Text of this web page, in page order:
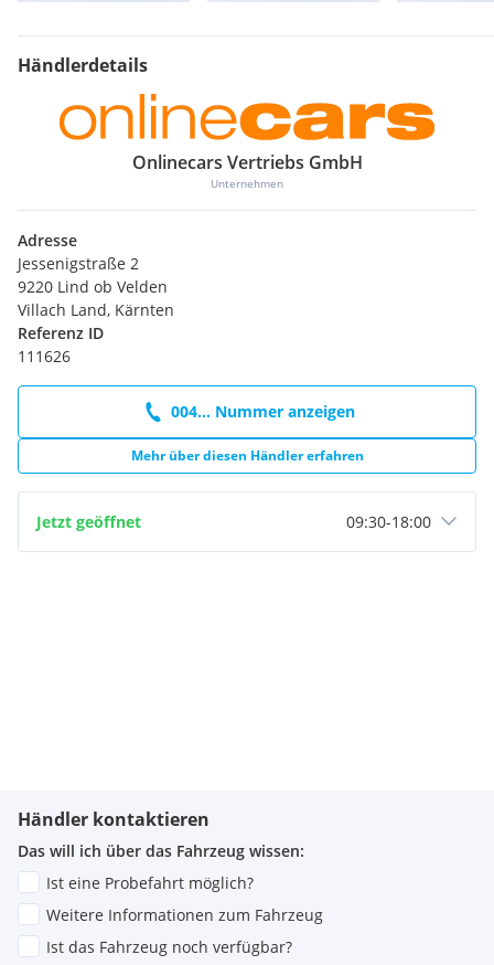
Fahrzeug Anmeldebereit!
ACHTUNG ACHTUNG
Wir kaufen Deinen Alten
JETZT  600,-- EINTAUSCHPRÄMIE KASSIEREN
Weitere 2.000 Fahrzeuge zu Großhandelspreisen LAGERND.
360° Innenpanorama und XXL-Fotos unter
Vorbehaltlich Zwischenverkauf. Eingabefehler sind
ausdrücklich vorbehalten.
Extras:
Aut LED LEDER NAVI
Händlerdetails
Onlinecars Vertriebs GmbH
Unternehmen
Adresse
Jessenigstraße 2
9220 Lind ob Velden
Villach Land, Kärnten
Referenz ID
111626
004... Nummer anzeigen
Mehr über diesen Händler erfahren
Jetzt geöffnet 09:30-18:00
Händler kontaktieren
Das will ich über das Fahrzeug wissen:
Ist eine Probefahrt möglich?
Weitere Informationen zum Fahrzeug
Ist das Fahrzeug noch verfügbar?